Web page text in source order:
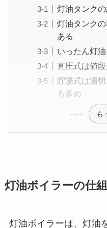
灯油タンク
灯油タンク
ある
いったん灯
直圧式は値
貯湯式は湯
も多め
も
灯油ボイラーの仕
灯油ボイラーは、灯油